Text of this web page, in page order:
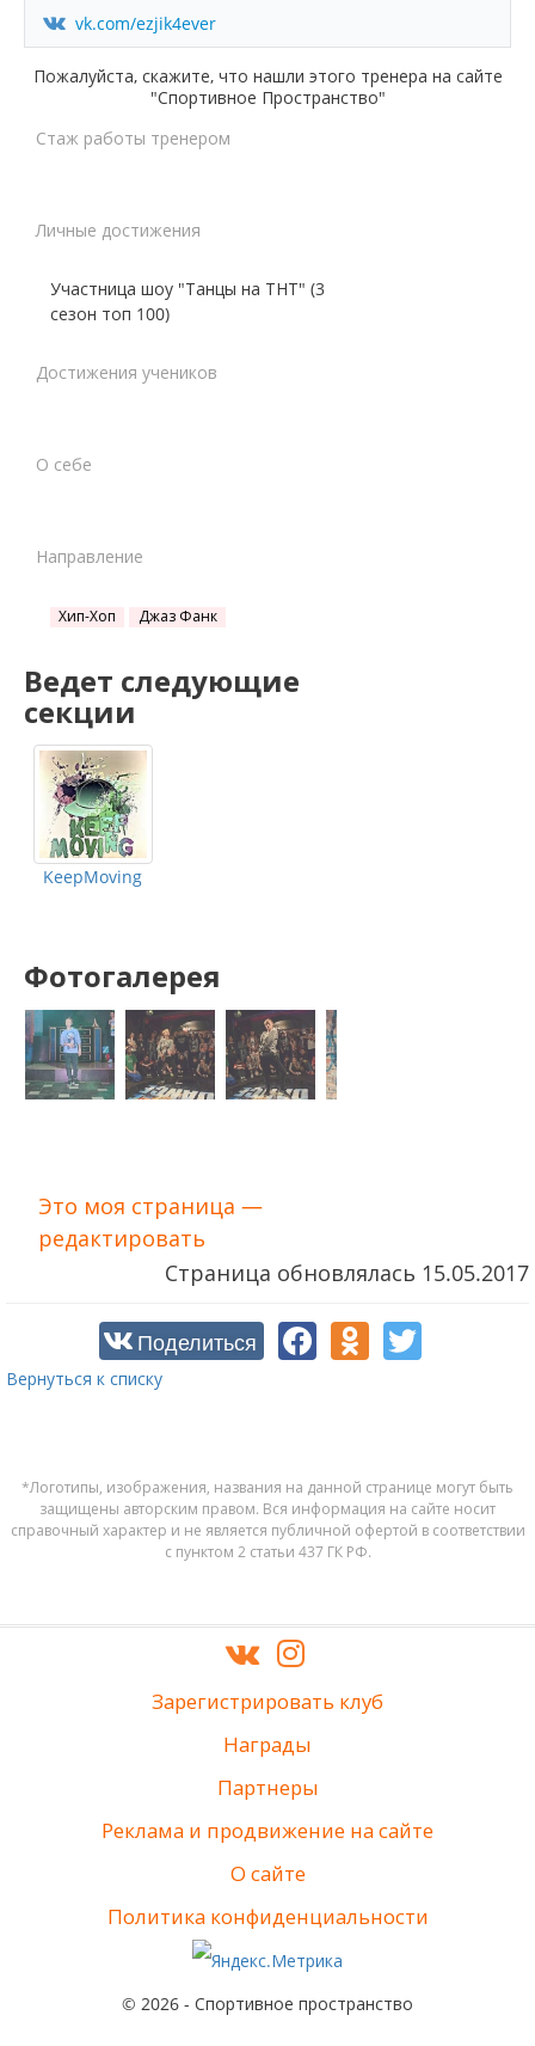
vk.com/ezjik4ever
Пожалуйста, скажите, что нашли этого тренера на сайте
"Спортивное Пространство"
Стаж работы тренером
Личные достижения
Участница шоу "Танцы на ТНТ" (3
сезон топ 100)
Достижения учеников
О себе
Направление
Хип-Хоп Джаз Фанк
Ведет следующие
секции
KeepMoving
Фотогалерея
Это моя страница —
редактировать
Страница обновлялась 15.05.2017
Поделиться
Вернуться к списку
*Логотипы, изображения, названия на данной странице могут быть
защищены авторским правом. Вся информация на сайте носит
справочный характер и не является публичной офертой в соответствии
с пунктом 2 статьи 437 ГК РФ.
Зарегистрировать клуб
Награды
Партнеры
Реклама и продвижение на сайте
О сайте
Политика конфиденциальности
© 2026 - Спортивное пространство